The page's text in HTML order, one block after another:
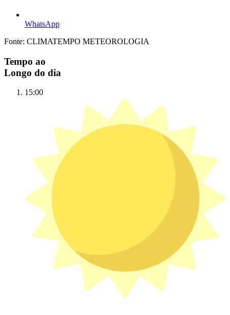
WhatsApp
Fonte: CLIMATEMPO METEOROLOGIA
Tempo ao
Longo do dia
15:00